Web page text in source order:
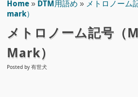
Home » DTM用語め » メトロノーム
mark）
メトロノーム記号（
Mark）
Posted by有世犬